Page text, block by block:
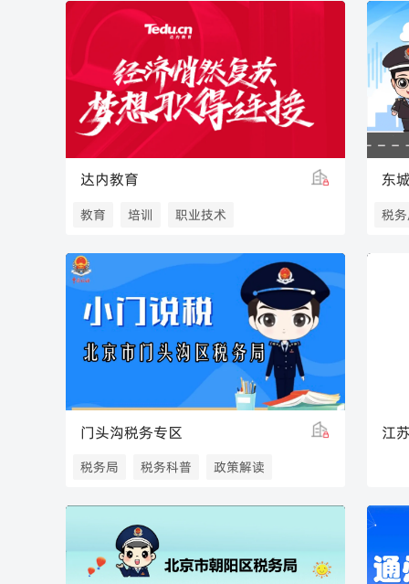
达内教育
教育 培训 职业技术
东
税
门头沟税务专区
税务局 税务科普
政策解读
税务解读
北京税务
江